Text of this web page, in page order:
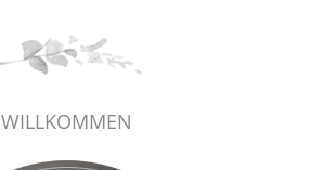
WILLKOMMEN